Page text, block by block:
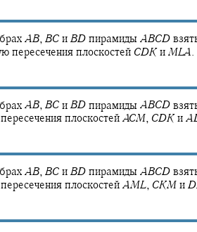
AB, BC и BD пирамиды ABCD
пересечения плоскостей CDKи MLA.
AB, BC и BD пирамиды ABCD
плоскостей ACM, CDK и A
AB, BC и BD пирамиды ABCD
плоскостей AML, CKM и D